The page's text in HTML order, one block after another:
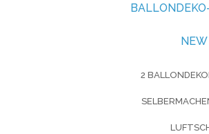
NEW
2